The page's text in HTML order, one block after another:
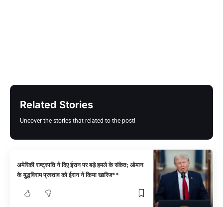
Related Stories
Uncover the stories that related to the post!
अमेरिकी राष्ट्रपति ने दिए ईरान पर बड़े हमले के संकेत; ओमान
के युद्धविराम प्रस्ताव को ईरान ने किया खारिज**